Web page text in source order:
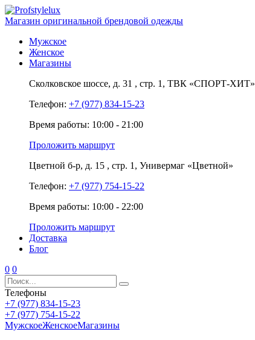
Магазин оригинальной брендовой одежды
Мужское
Женское
Магазины
Сколковское шоссе, д. 31 , стр. 1, ТВК «СПОРТ-ХИТ»
Телефон: +7 (977) 834-15-23
Время работы: 10:00 - 21:00
Проложить маршрут
Цветной б-р, д. 15 , стр. 1, Универмаг «Цветной»
Телефон: +7 (977) 754-15-22
Время работы: 10:00 - 22:00
Проложить маршрут
Доставка
Блог
0 0
Телефоны
+7 (977) 834-15-23
+7 (977) 754-15-22
МужскоеЖенскоеМагазины